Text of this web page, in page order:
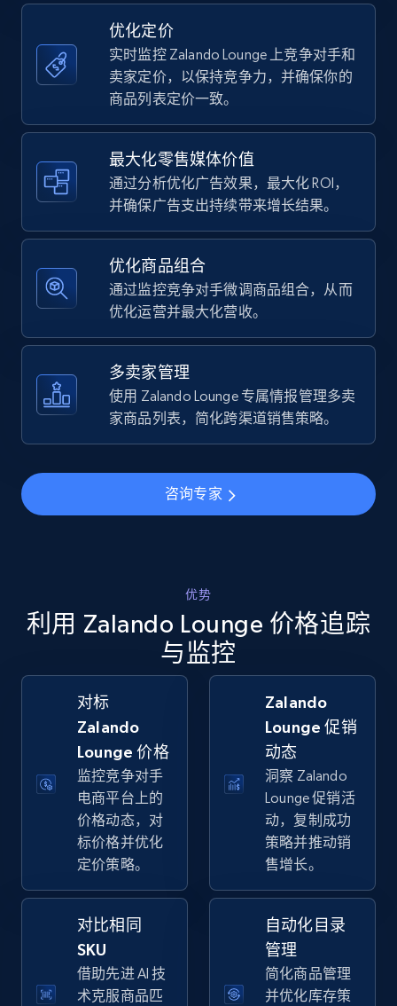
more.
35.2K+ 5.7K+ 立即开始
URL, Product name, Product rating, Product
rating object, Product rating max, Rating,
Author name, Asin, and more.
870+
Walmart - products
URL, Final price, Sku, Currency, Gtin,
Specifications, Image urls, Top reviews, and
more.
URL, Final price, Sku, Currency, Gtin,
Specifications, Image urls, Top reviews, and
more.
Walmart - products - Collects products by
specific keywords
URL, Final price, Sku, Currency, Gtin,
Specifications, Image urls, Top reviews, and
more.
Walmart - products - Discover products by
优化定价
实时监控 Zalando Lounge 上竞争对手和
卖家定价，以保持竞争力，并确保你的
商品列表定价一致。
最大化零售媒体价值
通过分析优化广告效果，最大化 ROI，
并确保广告支出持续带来增长结果。
优化商品组合
通过监控竞争对手微调商品组合，从而
优化运营并最大化营收。
多卖家管理
使用 Zalando Lounge 专属情报管理多卖
家商品列表，简化跨渠道销售策略。
咨询专家
优势
利用 Zalando Lounge 价格追踪
与监控
对标
Zalando
Lounge 价格
监控竞争对手
电商平台上的
价格动态，对
标价格并优化
定价策略。
Zalando
Lounge 促销
动态
洞察 Zalando
Lounge 促销活
动，复制成功
策略并推动销
售增长。
对比相同
SKU
借助先进 AI 技
术克服商品匹
自动化目录
管理
简化商品管理
并优化库存策